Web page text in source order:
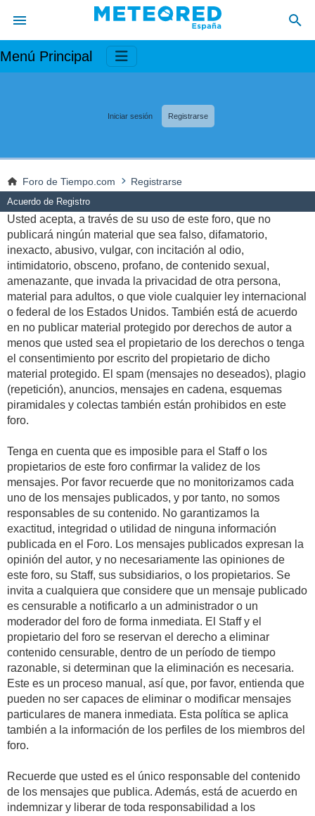
Menú Principal
Iniciar sesión Registrarse
Foro de Tiempo.com Registrarse
Acuerdo de Registro
Usted acepta, a través de su uso de este foro, que no
publicará ningún material que sea falso, difamatorio,
inexacto, abusivo, vulgar, con incitación al odio,
intimidatorio, obsceno, profano, de contenido sexual,
amenazante, que invada la privacidad de otra persona,
material para adultos, o que viole cualquier ley internacional
o federal de los Estados Unidos. También está de acuerdo
en no publicar material protegido por derechos de autor a
menos que usted sea el propietario de los derechos o tenga
el consentimiento por escrito del propietario de dicho
material protegido. El spam (mensajes no deseados), plagio
(repetición), anuncios, mensajes en cadena, esquemas
piramidales y colectas también están prohibidos en este
foro.
Tenga en cuenta que es imposible para el Staff o los
propietarios de este foro confirmar la validez de los
mensajes. Por favor recuerde que no monitorizamos cada
uno de los mensajes publicados, y por tanto, no somos
responsables de su contenido. No garantizamos la
exactitud, integridad o utilidad de ninguna información
publicada en el Foro. Los mensajes publicados expresan la
opinión del autor, y no necesariamente las opiniones de
este foro, su Staff, sus subsidiarios, o los propietarios. Se
invita a cualquiera que considere que un mensaje publicado
es censurable a notificarlo a un administrador o un
moderador del foro de forma inmediata. El Staff y el
propietario del foro se reservan el derecho a eliminar
contenido censurable, dentro de un período de tiempo
razonable, si determinan que la eliminación es necesaria.
Este es un proceso manual, así que, por favor, entienda que
pueden no ser capaces de eliminar o modificar mensajes
particulares de manera inmediata. Esta política se aplica
también a la información de los perfiles de los miembros del
foro.
Recuerde que usted es el único responsable del contenido
de los mensajes que publica. Además, está de acuerdo en
indemnizar y liberar de toda responsabilidad a los